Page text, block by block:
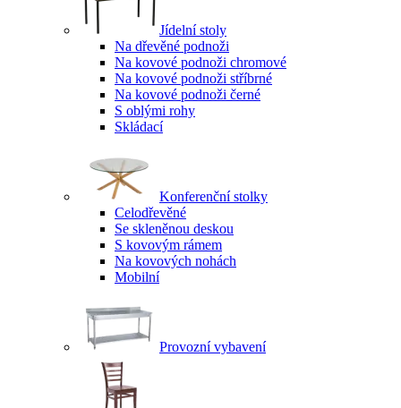
Jídelní stoly
Na dřevěné podnoži
Na kovové podnoži chromové
Na kovové podnoži stříbrné
Na kovové podnoži černé
S oblými rohy
Skládací
Konferenční stolky
Celodřevěné
Se skleněnou deskou
S kovovým rámem
Na kovových nohách
Mobilní
Provozní vybavení